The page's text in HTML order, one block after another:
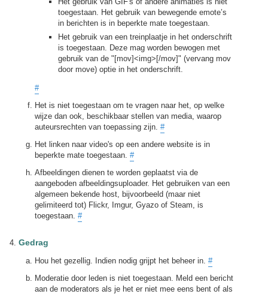
toegestaan. Het gebruik van bewegende emote’s
in berichten is in beperkte mate toegestaan.
Het gebruik van een treinplaatje in het onderschrift
is toegestaan. Deze mag worden bewogen met
gebruik van de "[mov]<img>[/mov]" (vervang mov
door move) optie in het onderschrift.
#
Het is niet toegestaan om te vragen naar het, op welke
wijze dan ook, beschikbaar stellen van media, waarop
auteursrechten van toepassing zijn. #
Het linken naar video's op een andere website is in
beperkte mate toegestaan. #
Afbeeldingen dienen te worden geplaatst via de
aangeboden afbeeldingsuploader. Het gebruiken van een
algemeen bekende host, bijvoorbeeld (maar niet
gelimiteerd tot) Flickr, Imgur, Gyazo of Steam, is
toegestaan. #
Gedrag
Hou het gezellig. Indien nodig grijpt het beheer in. #
Moderatie door leden is niet toegestaan. Meld een bericht
aan de moderators als je het er niet mee eens bent of als